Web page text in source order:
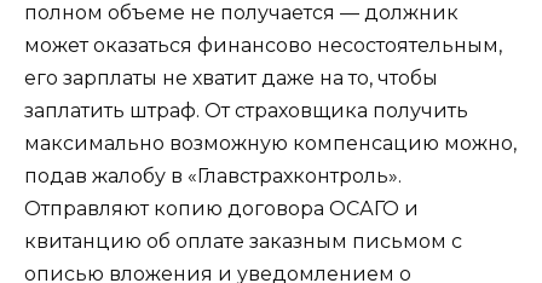
полном объеме не получается — должник
может оказаться финансово несостоятельным,
его зарплаты не хватит даже на то, чтобы
заплатить штраф. От страховщика получить
максимально возможную компенсацию можно,
подав жалобу в «Главстрахконтроль».
Отправляют копию договора ОСАГО и
квитанцию об оплате заказным письмом с
описью вложения и уведомлением о